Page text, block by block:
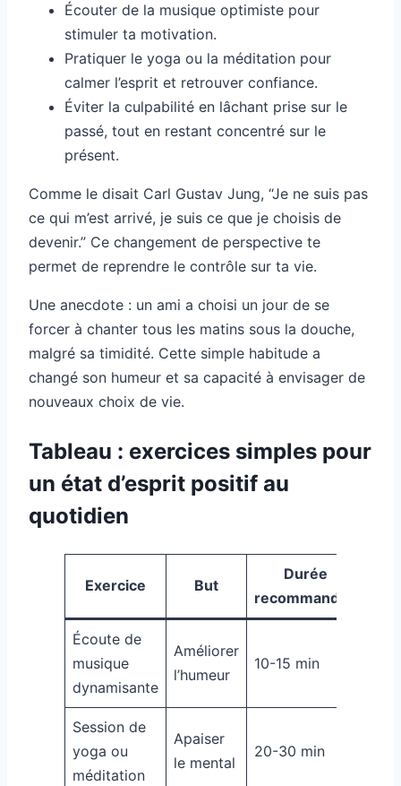
Écouter de la musique optimiste pour
stimuler ta motivation.
Pratiquer le yoga ou la méditation pour
calmer l’esprit et retrouver confiance.
Éviter la culpabilité en lâchant prise sur le
passé, tout en restant concentré sur le
présent.
Comme le disait Carl Gustav Jung, “Je ne suis pas
ce qui m’est arrivé, je suis ce que je choisis de
devenir.” Ce changement de perspective te
permet de reprendre le contrôle sur ta vie.
Une anecdote : un ami a choisi un jour de se
forcer à chanter tous les matins sous la douche,
malgré sa timidité. Cette simple habitude a
changé son humeur et sa capacité à envisager de
nouveaux choix de vie.
Tableau : exercices simples pour
un état d’esprit positif au
quotidien
Exercice But
Durée
recommandée
Écoute de
musique
dynamisante
Améliorer
l’humeur
10-15 min
Session de
yoga ou
méditation
Apaiser
le mental
20-30 min